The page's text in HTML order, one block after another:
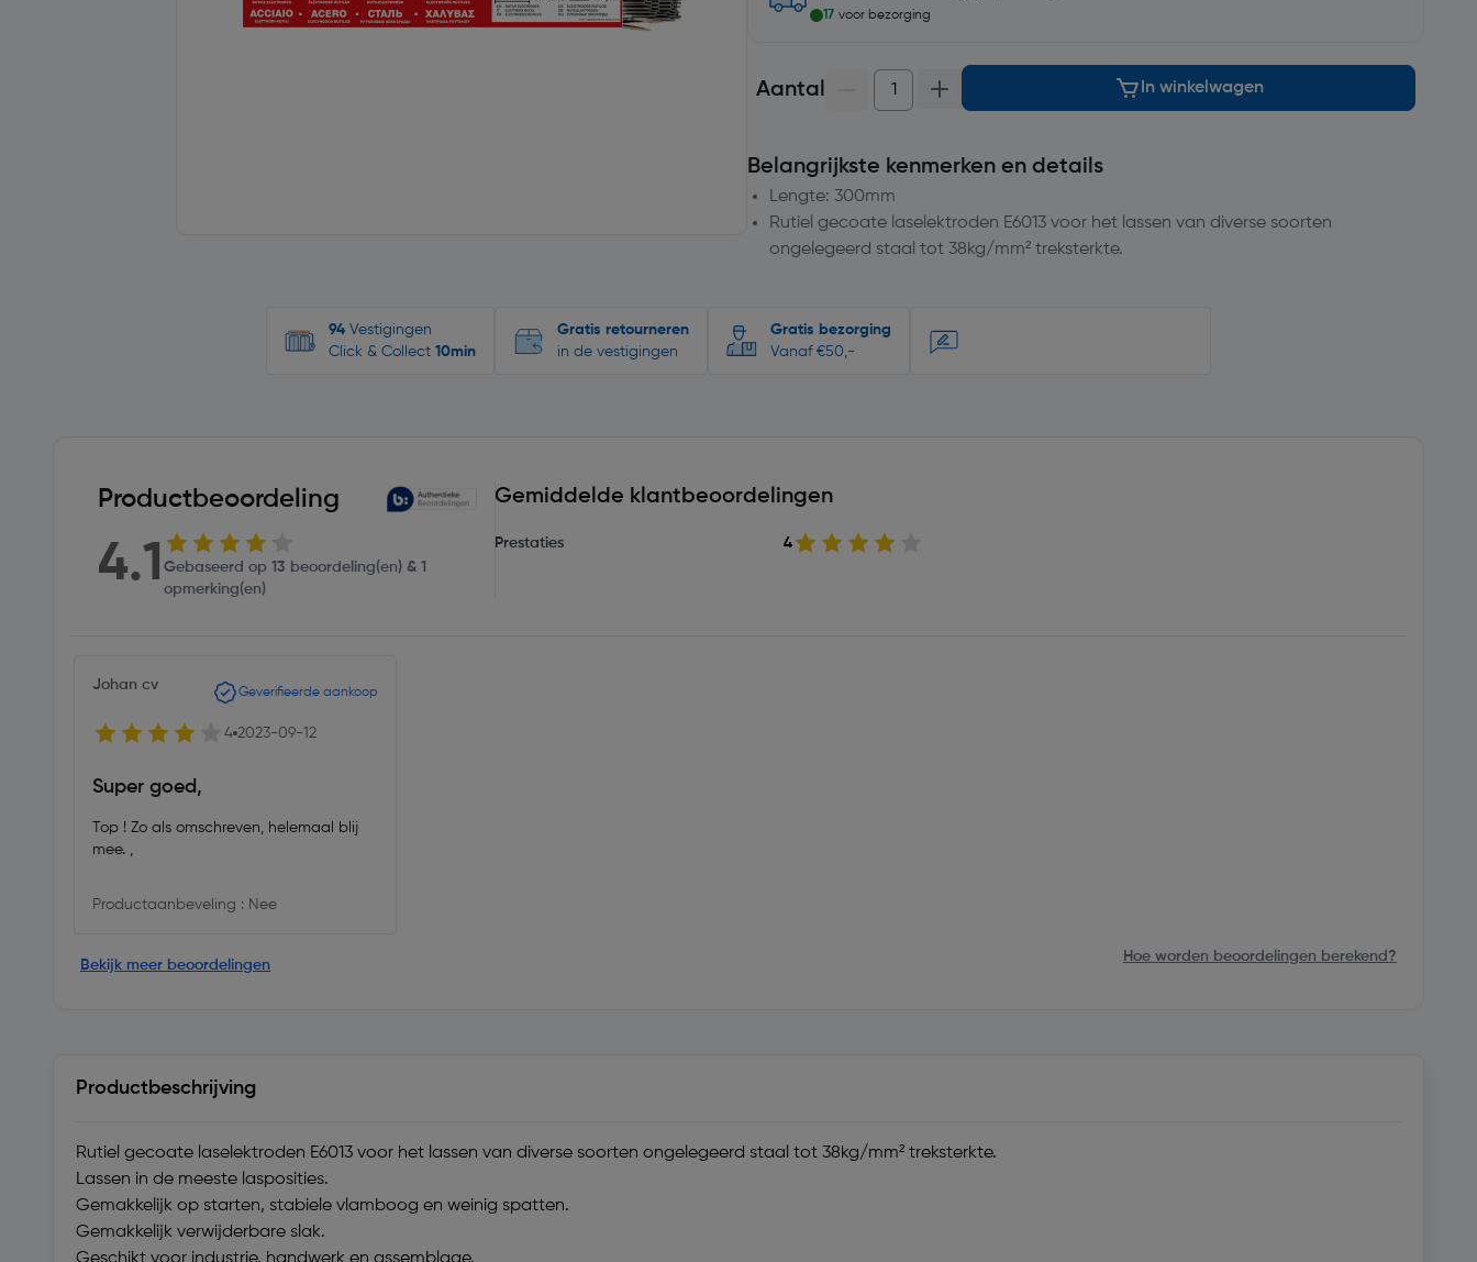
17 voor bezorging
Aantal In winkelwagen
Belangrijkste kenmerken en details
Lengte: 300mm
Rutiel gecoate laselektroden E6013 voor het lassen van diverse soorten
ongelegeerd staal tot 38kg/mm² treksterkte.
94 Vestigingen
Click & Collect 10min
Gratis retourneren
in de vestigingen
Gratis bezorging
Vanaf €50,-
Productbeoordeling
4.1 Gebaseerd op 13 beoordeling(en) & 1
opmerking(en)
Gemiddelde klantbeoordelingen
Prestaties 4
Johan cv Geverifieerde aankoop
4 2023-09-12
Super goed,
Top ! Zo als omschreven, helemaal blij
mee. ,
Productaanbeveling : Nee
Bekijk meer beoordelingen
Hoe worden beoordelingen berekend?
Productbeschrijving
Rutiel gecoate laselektroden E6013 voor het lassen van diverse soorten ongelegeerd staal tot 38kg/mm² treksterkte.
Lassen in de meeste lasposities.
Gemakkelijk op starten, stabiele vlamboog en weinig spatten.
Gemakkelijk verwijderbare slak.